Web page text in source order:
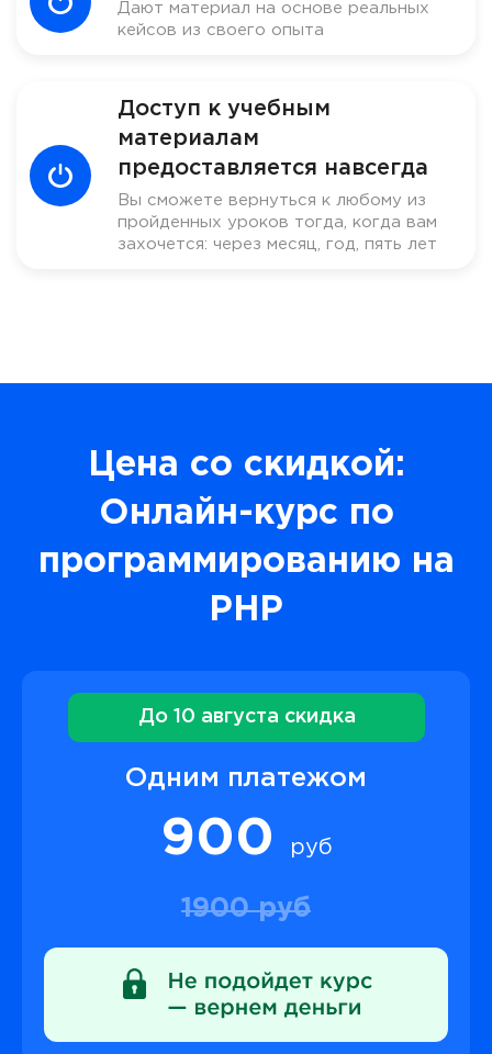
Дают материал на основе реальных
кейсов из своего опыта
Доступ к учебным
материалам
предоставляется навсегда
Вы сможете вернуться к любому из
пройденных уроков тогда, когда вам
захочется: через месяц, год, пять лет
Цена со скидкой:
Онлайн-курс по
программированию на
PHP
До 10 августа скидка
Одним платежом
900 руб
1900 руб